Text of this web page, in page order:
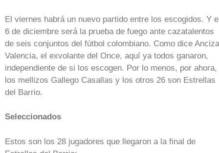
El viernes habrá un nuevo partido entre los escogidos. Y
6 de diciembre será la prueba de fuego ante cazatalentos
de seis conjuntos del fútbol colombiano. Como dice
Valencia, el exvolante del Once, aquí ya todos ganaron,
independiente de si los escogen. Por lo menos, por ahora,
los mellizos Gallego Casallas y los otros 26 son Estrellas
del Barrio.
Seleccionados
Estos son los 28 jugadores que llegaron a la final de